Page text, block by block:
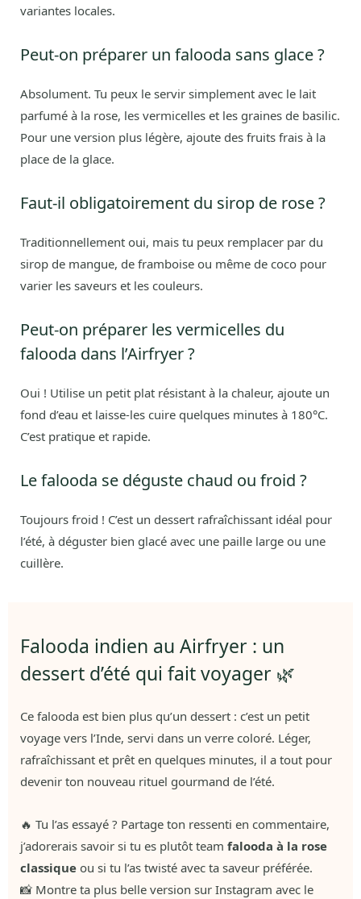
variantes locales.
Peut-on préparer un falooda sans glace ?
Absolument. Tu peux le servir simplement avec le lait
parfumé à la rose, les vermicelles et les graines de basilic.
Pour une version plus légère, ajoute des fruits frais à la
place de la glace.
Faut-il obligatoirement du sirop de rose ?
Traditionnellement oui, mais tu peux remplacer par du
sirop de mangue, de framboise ou même de coco pour
varier les saveurs et les couleurs.
Peut-on préparer les vermicelles du
falooda dans l’Airfryer ?
Oui ! Utilise un petit plat résistant à la chaleur, ajoute un
fond d’eau et laisse-les cuire quelques minutes à 180°C.
C’est pratique et rapide.
Le falooda se déguste chaud ou froid ?
Toujours froid ! C’est un dessert rafraîchissant idéal pour
l’été, à déguster bien glacé avec une paille large ou une
cuillère.
Falooda indien au Airfryer : un
dessert d’été qui fait voyager 🌿
Ce falooda est bien plus qu’un dessert : c’est un petit
voyage vers l’Inde, servi dans un verre coloré. Léger,
rafraîchissant et prêt en quelques minutes, il a tout pour
devenir ton nouveau rituel gourmand de l’été.
🔥 Tu l’as essayé ? Partage ton ressenti en commentaire,
j’adorerais savoir si tu es plutôt team falooda à la rose
classique ou si tu l’as twisté avec ta saveur préférée.
📸 Montre ta plus belle version sur Instagram avec le